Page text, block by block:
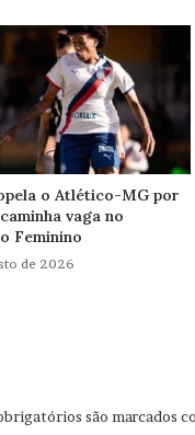
o Atlético-MG por
vaga no
Feminino
de 2026
são marcados